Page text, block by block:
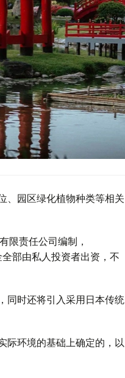
、园区绿化植物种类等相关
限责任公司编制，
部由私人投资者出资，不
同时还将引入采用日本传统
际环境的基础上确定的，以